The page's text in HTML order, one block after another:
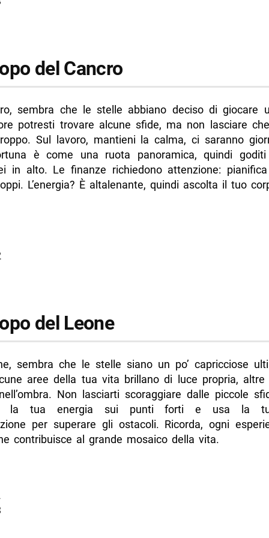
del Cancro
sembra che le stelle abbiano deciso di giocare
potresti trovare alcune sfide, ma non lasciare
Sul lavoro, mantieni la calma, ci saranno
è come una ruota panoramica, quindi
in alto. Le finanze richiedono attenzione:
L’energia? È altalenante, quindi ascolta il tuo
del Leone
sembra che le stelle siano un po’ capricciose
aree della tua vita brillano di luce propria, altre
Non lasciarti scoraggiare dalle piccole
la tua energia sui punti forti e usa la
per superare gli ostacoli. Ricorda, ogni
contribuisce al grande mosaico della vita.